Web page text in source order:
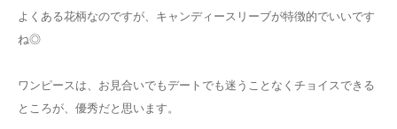
よくある花柄なのですが、キャンディースリーブが特徴的でいいです
ね◎
ワンピースは、お見合いでもデートでも迷うことなくチョイスできる
ところが、優秀だと思います。